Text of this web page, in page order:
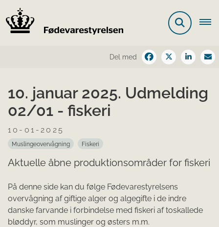
Del med
10. januar 2025. Udmelding
02/01 - fiskeri
10-01-2025
Muslingeovervågning Fiskeri
Aktuelle åbne produktionsområder for fiskeri
På denne side kan du følge Fødevarestyrelsens
overvågning af giftige alger og algegifte i de indre
danske farvande i forbindelse med fiskeri af toskallede
bløddyr, som muslinger og østers m.m.